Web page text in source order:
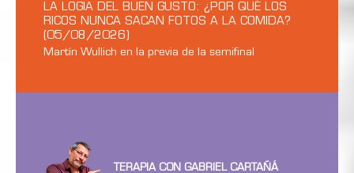
LA LOGIA DEL BUEN GUSTO: ¿POR QUÉ LOS
RICOS NUNCA SACAN FOTOS A LA COMIDA?
(05/08/2026)
Martín Wullich en la previa de la semifinal
TERAPIA CON GABRIEL CARTAÑÁ